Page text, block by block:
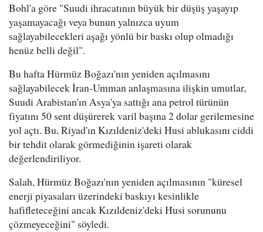
Bohl'a göre "Suudi ihracatının büyük bir düşüş yaşayıp
yaşamayacağı veya bunun yalnızca uyum
sağlayabilecekleri aşağı yönlü bir baskı olup olmadığı
henüz belli değil".
Bu hafta Hürmüz Boğazı'nın yeniden açılmasını
sağlayabilecek İran-Umman anlaşmasına ilişkin umutlar,
Suudi Arabistan'ın Asya'ya sattığı ana petrol türünün
fiyatını 50 sent düşürerek varil başına 2 dolar gerilemesine
yol açtı. Bu, Riyad'ın Kızıldeniz'deki Husi ablukasını ciddi
bir tehdit olarak görmediğinin işareti olarak
değerlendiriliyor.
Salah, Hürmüz Boğazı'nın yeniden açılmasının "küresel
enerji piyasaları üzerindeki baskıyı kesinlikle
hafifleteceğini ancak Kızıldeniz'deki Husi sorununu
çözmeyeceğini" söyledi.